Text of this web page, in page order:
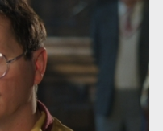
început înscrierile